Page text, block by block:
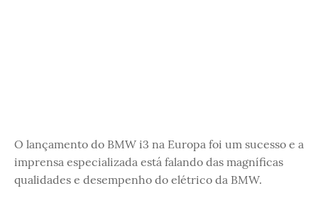
O lançamento do BMW i3 na Europa foi um sucesso e a
imprensa especializada está falando das magníficas
qualidades e desempenho do elétrico da BMW.